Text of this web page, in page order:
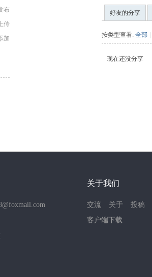
布
上传
加
好友的分享
按类型查看: 全部 |
现在还没分享
关于我们
交流 关于
投稿
客户端下载